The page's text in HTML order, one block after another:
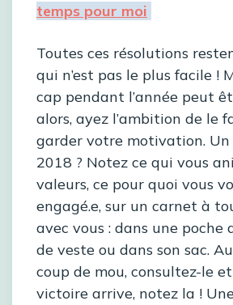
temps pour moi
Toutes ces résolutions
qui n’est pas le plus facile !
cap pendant l’année peut
alors, ayez l’ambition de le
garder votre motivation. Un
2018 ? Notez ce qui vous
valeurs, ce pour quoi vous
engagé.e, sur un carnet à
avec vous : dans une poche
de veste ou dans son sac.
coup de mou, consultez-le et
victoire arrive, notez la !